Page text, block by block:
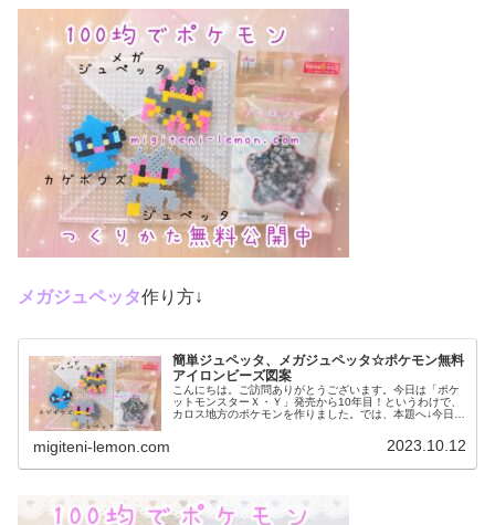
メガジュペッタ作り方↓
簡単ジュペッタ、メガジュペッタ☆ポケモン無料
アイロンビーズ図案
こんにちは。ご訪問ありがとうございます。今日は「ポケ
ットモンスターＸ・Ｙ」発売から10年目！というわけで、
カロス地方のポケモンを作りました。では、本題へ↓今日の
migiteni-lemon.com 2023.10.12